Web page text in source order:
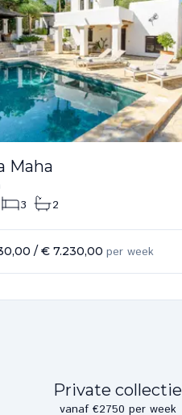
Maha
3 2
/ € 7.230,00 per week
Private collectie
vanaf €2750 per week